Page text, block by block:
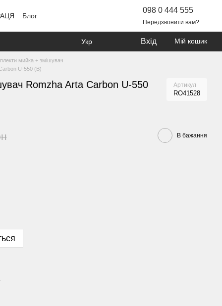
Блог
098 0 444 555
Передзвонити вам?
Укр Вхід Мій кошик
мийка + змішувач
U-550 (B)
Romzha Arta Carbon U-550
Артикул
RO41528
В бажання